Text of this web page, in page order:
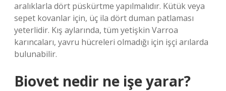
aralıklarla dört püskürtme yapılmalıdır. Kütük veya
sepet kovanlar için, üç ila dört duman patlaması
yeterlidir. Kış aylarında, tüm yetişkin Varroa
karıncaları, yavru hücreleri olmadığı için işçi arılarda
bulunabilir.
Biovet nedir ne işe yarar?